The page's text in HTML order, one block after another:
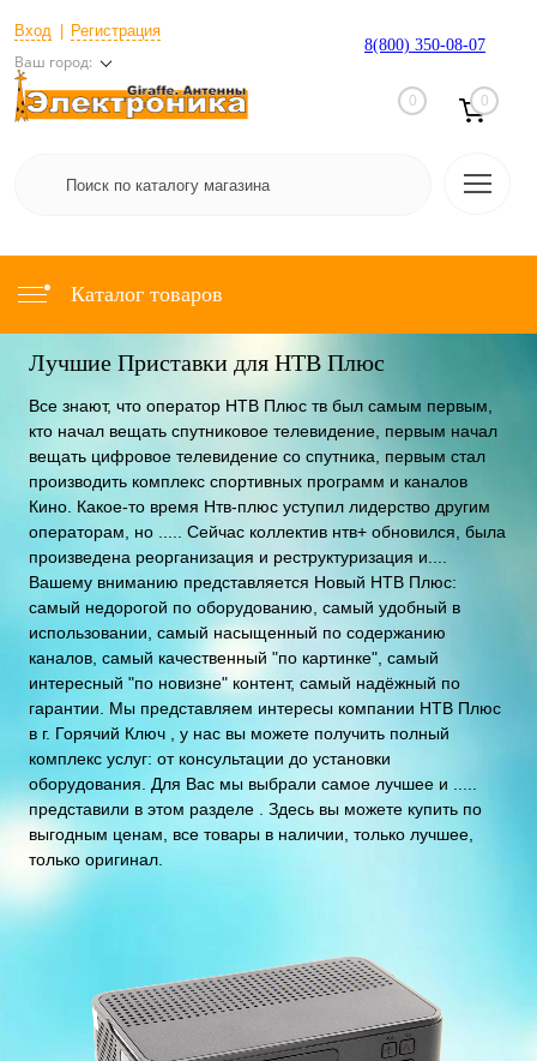
Вход Регистрация
Ваш город:
8(800) 350-08-07
0 0
Каталог товаров
Лучшие Приставки для НТВ Плюс
Все знают, что оператор НТВ Плюс тв был самым первым,
кто начал вещать спутниковое телевидение, первым начал
вещать цифровое телевидение со спутника, первым стал
производить комплекс спортивных программ и каналов
Кино. Какое-то время Нтв-плюс уступил лидерство другим
операторам, но ..... Сейчас коллектив нтв+ обновился, была
произведена реорганизация и реструктуризация и....
Вашему вниманию представляется Новый НТВ Плюс:
самый недорогой по оборудованию, самый удобный в
использовании, самый насыщенный по содержанию
каналов, самый качественный "по картинке", самый
интересный "по новизне" контент, самый надёжный по
гарантии. Мы представляем интересы компании НТВ Плюс
в г. Горячий Ключ , у нас вы можете получить полный
комплекс услуг: от консультации до установки
оборудования. Для Вас мы выбрали самое лучшее и .....
представили в этом разделе . Здесь вы можете купить по
выгодным ценам, все товары в наличии, только лучшее,
только оригинал.